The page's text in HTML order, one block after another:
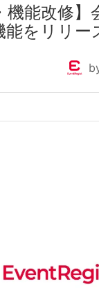
機能改修
能をリリー